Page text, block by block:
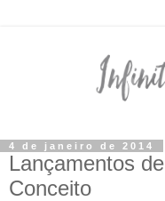
4 de janeiro de 2014
Lançamentos
Conceito